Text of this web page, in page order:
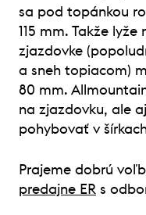
sa pod topánkou
115 mm. Takže
zjazdovke
a sneh topiacom)
80 mm.
na zjazdovku, ale
pohybovať v
Prajeme dobrú
predajne ER s